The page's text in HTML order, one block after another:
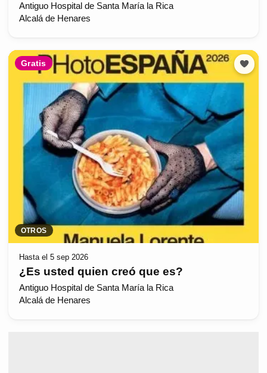
Antiguo Hospital de Santa María la Rica
Alcalá de Henares
Gratis
OTROS
Hasta el 5 sep 2026
¿Es usted quien creó que es?
Antiguo Hospital de Santa María la Rica
Alcalá de Henares